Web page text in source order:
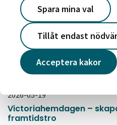
Acceptera kakor
Spara mina val
Tillåt endast
Läs mer
2026-05-26
Det är dags för årets
Läs mer
2026-05-19
Victoriahemdagen –
framtidstro